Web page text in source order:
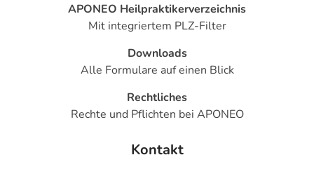
- Hautentzündung an der Anwendungsstelle
- Gereizte Anwendungsstelle
- Psychische Übererregung mit motorischer Unruhe
- Flüssigkeitsmangel (Dehydratation)
APONEO Heilpraktikerverzeichnis
Mit integriertem PLZ-Filter
Downloads
Alle Formulare auf einen Blick
Rechtliches
Rechte und Pflichten bei APONEO
Kontakt